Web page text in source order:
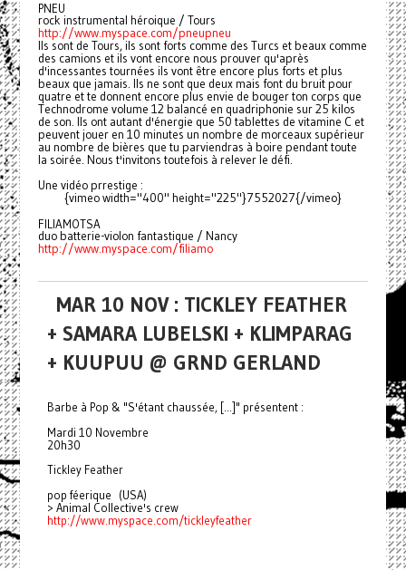
PNEU
rock instrumental héroique / Tours
http://www.myspace.com/pneupneu
Ils sont de Tours, ils sont forts comme des Turcs et beaux comme
des camions et ils vont encore nous prouver qu'après
d'incessantes tournées ils vont être encore plus forts et plus
beaux que jamais. Ils ne sont que deux mais font du bruit pour
quatre et te donnent encore plus envie de bouger ton corps que
Technodrome volume 12 balancé en quadriphonie sur 25 kilos
de son. Ils ont autant d'énergie que 50 tablettes de vitamine C et
peuvent jouer en 10 minutes un nombre de morceaux supérieur
au nombre de bières que tu parviendras à boire pendant toute
la soirée. Nous t'invitons toutefois à relever le défi.
Une vidéo prrestige :
{vimeo width="400" height="225"}7552027{/vimeo}
FILIAMOTSA
duo batterie-violon fantastique / Nancy
http://www.myspace.com/filiamo
MAR 10 NOV : TICKLEY FEATHER
+ SAMARA LUBELSKI + KLIMPARAG
+ KUUPUU @ GRND GERLAND
Barbe à Pop & "S'étant chaussée, [...]" présentent :
Mardi 10 Novembre
20h30
Tickley Feather
pop féerique (USA)
> Animal Collective's crew
http://www.myspace.com/tickleyfeather